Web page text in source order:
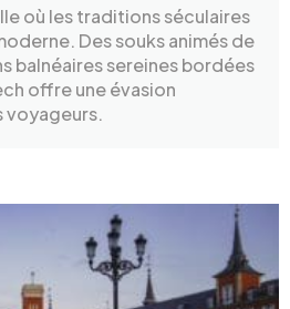
où les traditions séculaires
Des souks animés de
balnéaires sereines bordées
offre une évasion
voyageurs.